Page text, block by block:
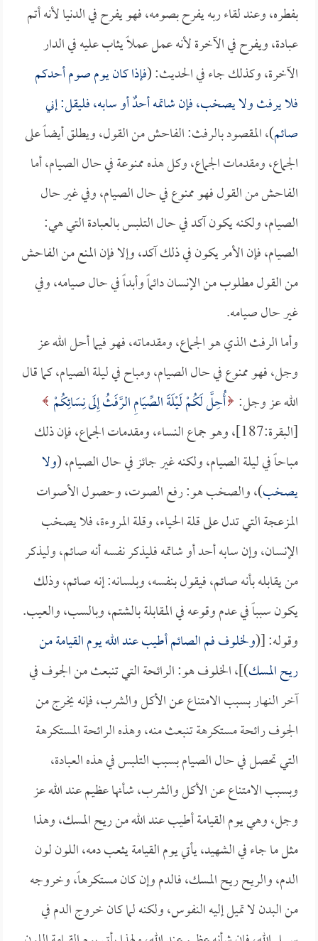
بفطره، وعند لقاء ربه يفرح بصومه، فهو يفرح في الدنيا لأنه أتم
عبادة، ويفرح في الآخرة لأنه عمل عملاً يثاب عليه في الدار
الآخرة، وكذلك جاء في الحديث: (فإذا كان يوم صوم أحدكم
فلا يرفث ولا يصخب، فإن شاتمه أحدٌ أو سابه، فليقل: إني
صائم)، المقصود بالرفث: الفاحش من القول، ويطلق أيضاً على
الجماع، ومقدمات الجماع، وكل هذه ممنوعة في حال الصيام، أما
الفاحش من القول فهو ممنوع في حال الصيام، وفي غير حال
الصيام، ولكنه يكون آكد في حال التلبس بالعبادة التي هي:
الصيام، فإن الأمر يكون في ذلك آكد، وإلا فإن المنع من الفاحش
من القول مطلوب من الإنسان دائماً وأبداً في حال صيامه، وفي
غير حال صيامه.
وأما الرفث الذي هو الجماع، ومقدماته، فهو فيما أحل الله عز
وجل، فهو ممنوع في حال الصيام، ومباح في ليلة الصيام، كما قال
الله عز وجل: أُحِلَّ لَكُمْ لَيْلَةَ الصِّيَامِ الرَّفَثُ إِلَى نِسَائِكُمْ
[البقرة:187]، وهو جماع النساء، ومقدمات الجماع، فإن ذلك
مباحاً في ليلة الصيام، ولكنه غير جائز في حال الصيام، (ولا
يصخب)، والصخب هو: رفع الصوت، وحصول الأصوات
المزعجة التي تدل على قلة الحياء، وقلة المروءة، فلا يصخب
الإنسان، وإن سابه أحد أو شاتمه فليذكر نفسه أنه صائم، وليذكر
من يقابله بأنه صائم، فيقول بنفسه، وبلسانه: إنه صائم، وذلك
يكون سبباً في عدم وقوعه في المقابلة بالشتم، وبالسب، والعيب.
وقوله: [(ولخلوف فم الصائم أطيب عند الله يوم القيامة من
ريح المسك)]، الخلوف هو: الرائحة التي تنبعث من الجوف في
آخر النهار بسبب الامتناع عن الأكل والشرب، فإنه يخرج من
الجوف رائحة مستكرهة تنبعث منه، وهذه الرائحة المستكرهة
التي تحصل في حال الصيام بسبب التلبس في هذه العبادة،
وبسبب الامتناع عن الأكل والشرب، شأنها عظيم عند الله عز
وجل، وهي يوم القيامة أطيب عند الله من ريح المسك، وهذا
مثل ما جاء في الشهيد، يأتي يوم القيامة يثعب دمه، اللون لون
الدم، والريح ريح المسك، فالدم وإن كان مستكرهاً، وخروجه
من البدن لا تميل إليه النفوس، ولكنه لما كان خروج الدم في